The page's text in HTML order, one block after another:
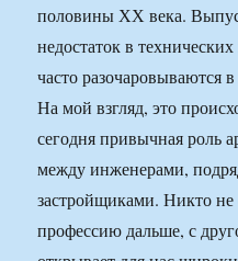
половины ХХ века.
недостаток в
часто разочаровываются
На мой взгляд, это
сегодня привычная роль
между инженерами,
застройщиками. Никто не
профессию дальше, с